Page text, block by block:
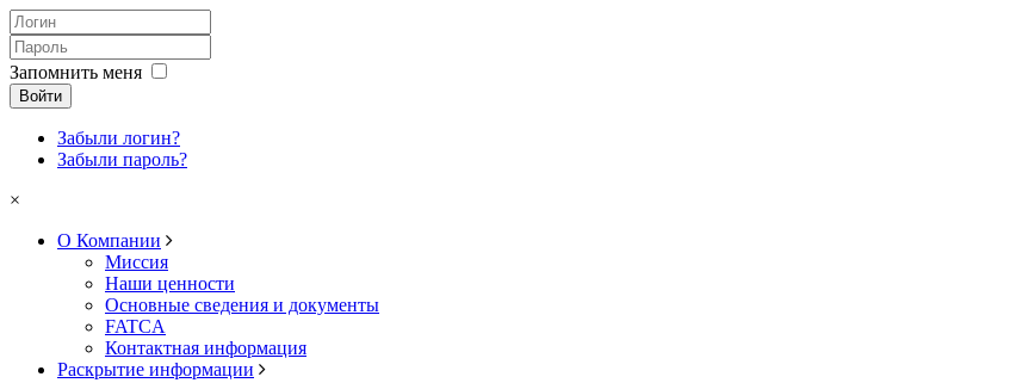
Запомнить меня
Войти
Забыли логин?
Забыли пароль?
×
О Компании
Миссия
Наши ценности
Основные сведения и документы
FATCA
Контактная информация
Раскрытие информации